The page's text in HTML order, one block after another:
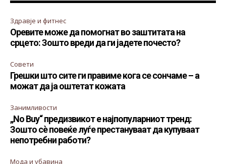
Здравје и фитнес
Оревите може да помогнат во заштитата на
срцето: Зошто вреди да ги јадете почесто?
Совети
Грешки што сите ги правиме кога се сончаме – а
можат да ја оштетат кожата
Занимливости
„No Buy“ предизвикот е најпопуларниот тренд:
Зошто сè повеќе луѓе престануваат да купуваат
непотребни работи?
Мода и убавина